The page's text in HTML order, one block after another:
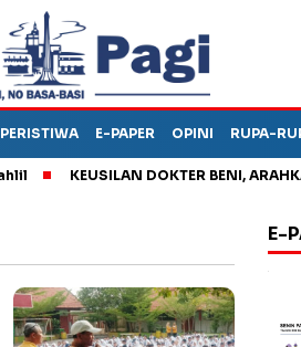
PERISTIWA E-PAPER OPINI RUPA-
KEUSILAN DOKTER BENI, ARAHKAN
E-